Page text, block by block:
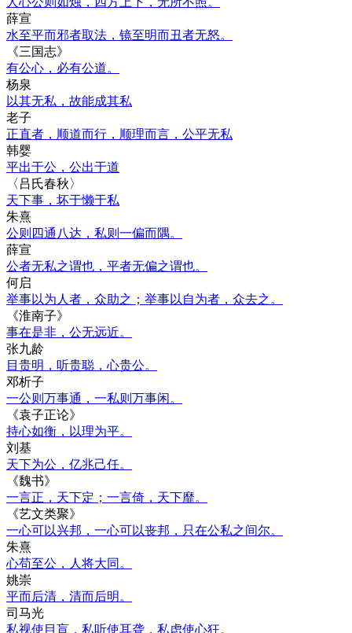
薛宣
水至平而邪者取法，镜至明而丑者无怒。
《三国志》
有公心，必有公道。
杨泉
以其无私，故能成其私
老子
正直者，顺道而行，顺理而言，公平无私
韩婴
平出于公，公出于道
〈吕氏春秋〉
天下事，坏于懒于私
朱熹
公则四通八达，私则一偏而隅。
薛宣
公者无私之谓也，平者无偏之谓也。
何启
举事以为人者，众助之；举事以自为者，众去之。
《淮南子》
事在是非，公无远近。
张九龄
目贵明，听贵聪，心贵公。
邓析子
一公则万事通，一私则万事闲。
《袁子正论》
持心如衡，以理为平。
刘基
天下为公，亿兆己任。
《魏书》
一言正，天下定；一言倚，天下靡。
《艺文类聚》
一心可以兴邦，一心可以丧邦，只在公私之间尔。
朱熹
心苟至公，人将大同。
姚崇
平而后清，清而后明。
司马光
私视使目盲，私听使耳聋，私虑使心狂。